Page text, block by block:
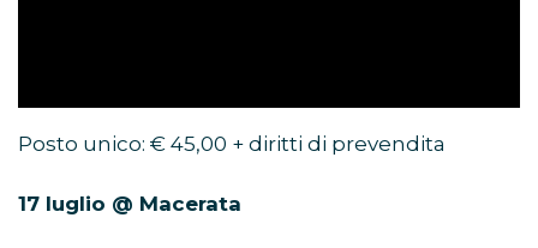
Posto unico: € 45,00 + diritti di prevendita
17 luglio @ Macerata